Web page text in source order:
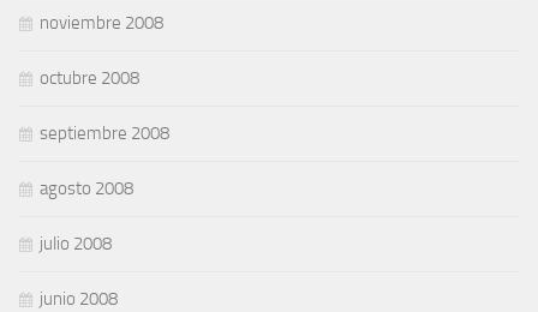
noviembre 2008
octubre 2008
septiembre 2008
agosto 2008
julio 2008
junio 2008